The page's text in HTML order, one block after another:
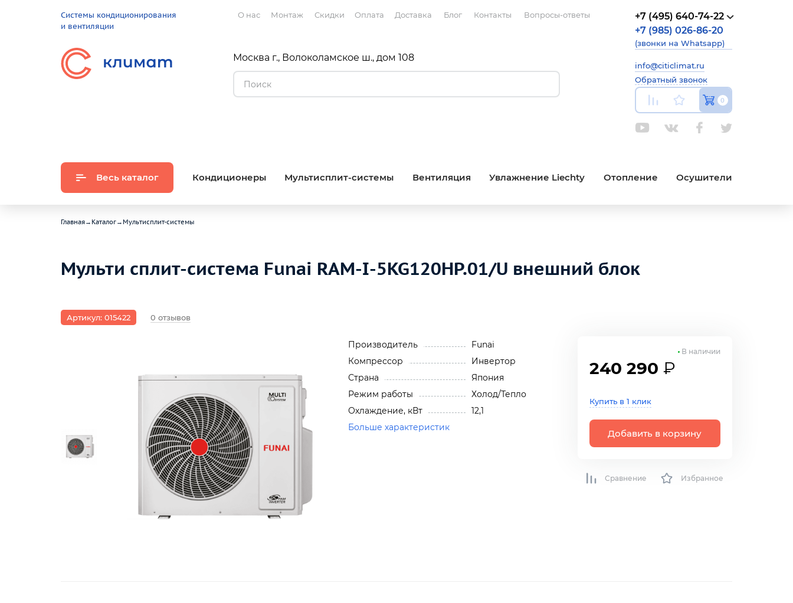
Системы кондиционирования
и вентиляции
О нас Монтаж Скидки Оплата Доставка Блог Контакты Вопросы-ответы
Москва г., Волоколамское ш., дом 108
+7 (495) 640-74-22
+7 (985) 026-86-20
(звонки на Whatsapp)
info@citiclimat.ru
Обратный звонок
0
Весь каталог Кондиционеры Мультисплит-системы Вентиляция Увлажнение Liechty Отопление Осушители
Главная→ Каталог→ Мультисплит-системы
Мульти сплит-система Funai RAM-I-5KG120HP.01/U внешний блок
Артикул: 015422 0 отзывов
Производитель
Funai
Компрессор
Инвертор
Страна
Япония
Режим работы
Холод/Тепло
Охлаждение, кВт
12,1
Больше характеристик
240 290 ₽
Купить в 1 клик
Добавить в корзину
В наличии
Сравнение Избранное